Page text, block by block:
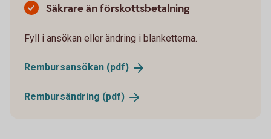
Säkrare än förskottsbetalning
Fyll i ansökan eller ändring i blanketterna.
Rembursansökan (pdf)
Rembursändring (pdf)